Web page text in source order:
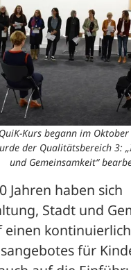
Kurs begann im
der Qualitätsbereich 3:
und Gemeinsamkeit“
Jahren haben sich
Stadt und
einen
für